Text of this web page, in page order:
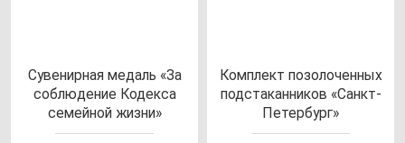
Суве­нир­ная ме­даль «За
соб­лю­де­ние Кодек­са
се­мей­ной жиз­ни»
Ком­плект по­зо­ло­чен­ных
под­ста­кан­ни­ков «Санкт-
Петер­бург»